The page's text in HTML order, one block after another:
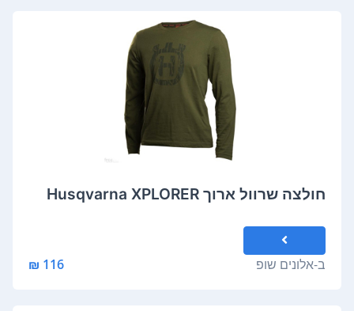
חולצה שרוול ארוך Husqvarna XPLORER
ב-אלונים שופ 116 ₪